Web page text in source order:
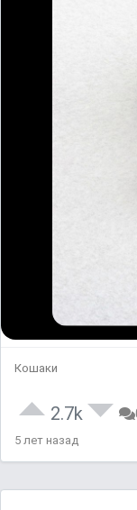
Кошаки
2.7k
5 лет назад